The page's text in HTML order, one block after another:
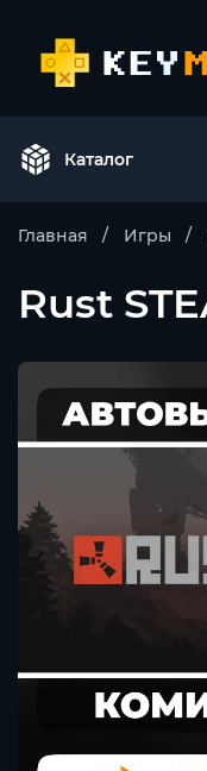
Каталог
Главная Игры
Rust